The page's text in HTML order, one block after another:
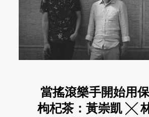
當搖滾樂手開始用
枸杞茶：黃崇凱 ╳